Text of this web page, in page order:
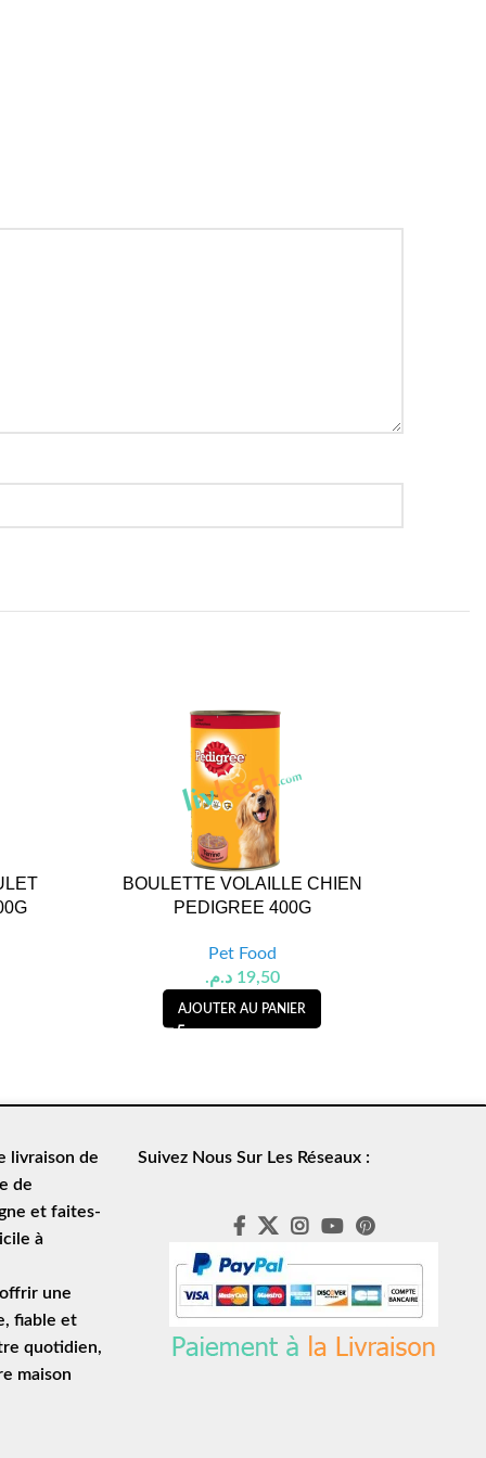
BOULETTE VOLAILLE CHIEN
PEDIGREE 400G
Pet Food
19,50 د.م.
AJOUTER AU PANIER
livraison de
de
et faites-
à
une
, fiable et
quotidien,
maison
Suivez Nous Sur Les Réseaux :